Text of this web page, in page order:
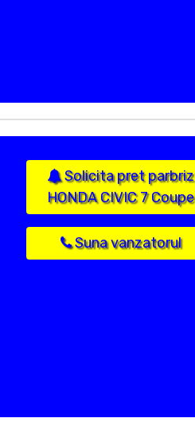
Solicita pret parbriz
HONDA CIVIC 7 Coupe
Suna vanzatorul